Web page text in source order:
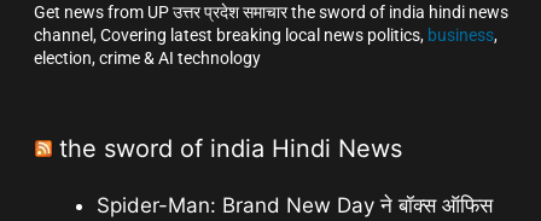
Get news from UP उत्तर प्रदेश समाचार the sword of india hindi news
channel, Covering latest breaking local news politics, business,
election, crime & AI technology
the sword of india Hindi News
Spider-Man: Brand New Day ने बॉक्स ऑफिस